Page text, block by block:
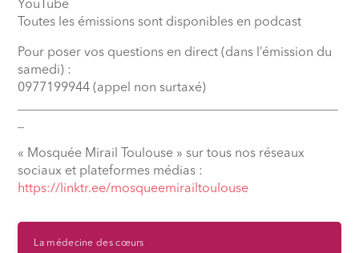
YouTube
Toutes les émissions sont disponibles en podcast
Pour poser vos questions en direct (dans l’émission du
samedi) :
0977199944 (appel non surtaxé)
« Mosquée Mirail Toulouse » sur tous nos réseaux
sociaux et plateformes médias :
https://linktr.ee/mosqueemirailtoulouse
La médecine des cœurs